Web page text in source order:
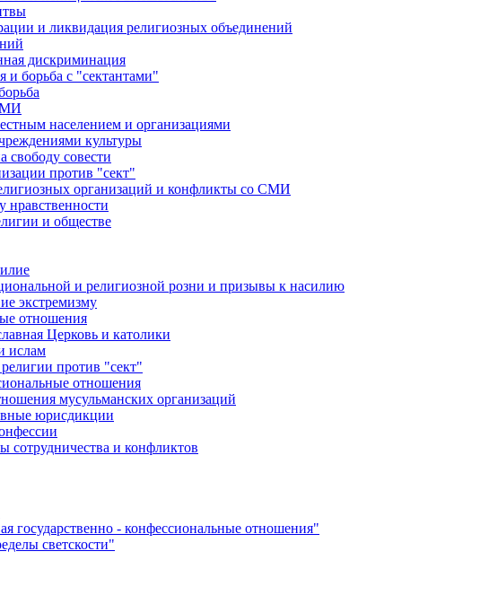
и ликвидация религиозных объединений
дискриминация
и борьба с "сектантами"
населением и организациями
культуры
свободу совести
против "сект"
организаций и конфликты со СМИ
нравственности
и обществе
и религиозной розни и призывы к насилию
экстремизму
отношения
Церковь и католики
ислам
против "сект"
отношения
мусульманских организаций
юрисдикции
сотрудничества и конфликтов
государственно - конфессиональные отношения"
светскости"